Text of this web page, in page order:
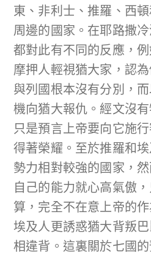
東、非利士、推羅、西
周邊的國家。在耶路撒
都對此有不同的反應，
摩押人輕視猶大家，認
與列國根本沒有分別，
機向猶大報仇。經文沒
只是預言上帝要向它施
得著榮耀。至於推羅和
勢力相對較強的國家，
自己的能力就心高氣傲
算，完全不在意上帝的
埃及人更誘惑猶大背叛
相違背。這裏關於七國